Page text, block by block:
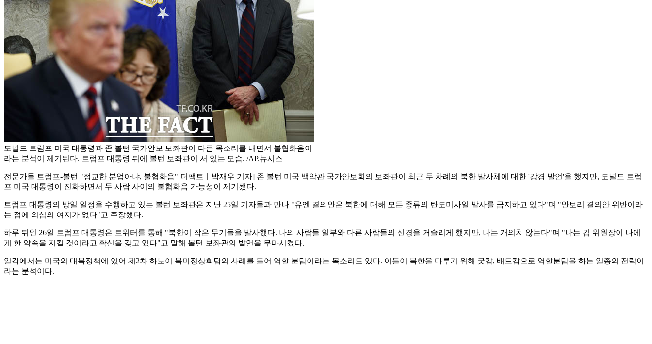
도널드 트럼프 미국 대통령과 존 볼턴 국가안보 보좌관이 다른 목소리를 내면서 불협화음이
라는 분석이 제기된다. 트럼프 대통령 뒤에 볼턴 보좌관이 서 있는 모습. /AP.뉴시스
전문가들 트럼프-볼턴 "정교한 분업아냐, 불협화음"[더팩트ㅣ박재우 기자] 존 볼턴 미국 백악관 국가안보회의 보좌관이 최근 두 차례의 북한 발사체에 대한 '강경 발언'을 했지만, 도널드 트럼
프 미국 대통령이 진화하면서 두 사람 사이의 불협화음 가능성이 제기됐다.
트럼프 대통령의 방일 일정을 수행하고 있는 볼턴 보좌관은 지난 25일 기자들과 만나 "유엔 결의안은 북한에 대해 모든 종류의 탄도미사일 발사를 금지하고 있다"며 "안보리 결의안 위반이라
는 점에 의심의 여지가 없다"고 주장했다.
하루 뒤인 26일 트럼프 대통령은 트위터를 통해 "북한이 작은 무기들을 발사했다. 나의 사람들 일부와 다른 사람들의 신경을 거슬리게 했지만, 나는 개의치 않는다"며 "나는 김 위원장이 나에
게 한 약속을 지킬 것이라고 확신을 갖고 있다"고 말해 볼턴 보좌관의 발언을 무마시켰다.
일각에서는 미국의 대북정책에 있어 제2차 하노이 북미정상회담의 사례를 들어 역할 분담이라는 목소리도 있다. 이들이 북한을 다루기 위해 굿캅, 배드캅으로 역할분담을 하는 일종의 전략이
라는 분석이다.